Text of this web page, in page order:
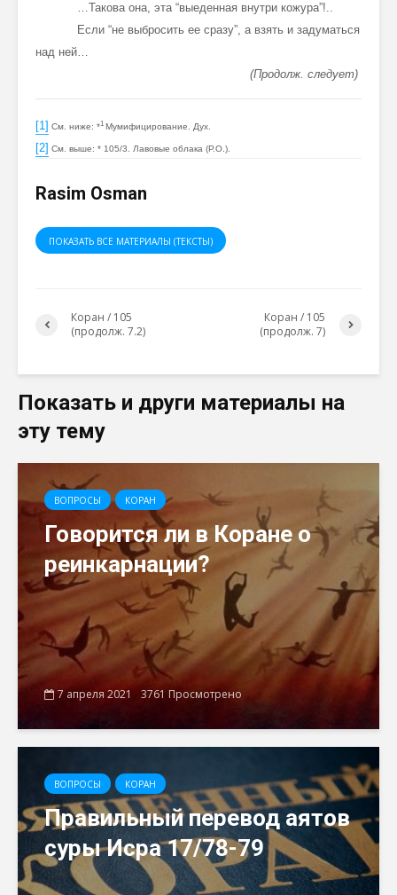
…Такова она, эта “выеденная внутри кожура”!..
Если “не выбросить ее сразу”, а взять и задуматься
над ней…
(Продолж. следует)
[1] См. ниже: *1 Мумифицирование. Дух.
[2] См. выше: * 105/3. Лавовые облака (Р.О.).
Rasim Osman
ПОКАЗАТЬ ВСЕ МАТЕРИАЛЫ (ТЕКСТЫ)
Коран / 105
(продолж. 7.2)
Коран / 105
(продолж. 7)
Показать и други материалы на
эту тему
ВОПРОСЫ КОРАН
Говорится ли в Коране о
реинкарнации?
7 апреля 2021 3761 Просмотрено
ВОПРОСЫ КОРАН
Правильный перевод аятов
суры Исра 17/78-79